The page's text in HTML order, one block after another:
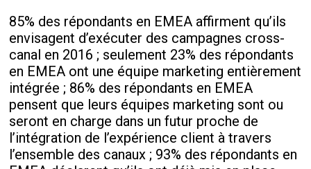
85% des répondants en EMEA affirment qu’ils
envisagent d’exécuter des campagnes cross-
canal en 2016 ; seulement 23% des répondants
en EMEA ont une équipe marketing entièrement
intégrée ; 86% des répondants en EMEA
pensent que leurs équipes marketing sont ou
seront en charge dans un futur proche de
l’intégration de l’expérience client à travers
l’ensemble des canaux ; 93% des répondants en